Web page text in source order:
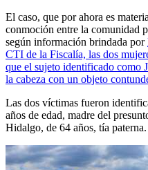
El caso, que por ahora es
conmoción entre la comunidad
según información brindada por
CTI de la Fiscalía, las dos
que el sujeto identificado como
la cabeza con un objeto
Las dos víctimas fueron
años de edad, madre del
Hidalgo, de 64 años, tía paterna.